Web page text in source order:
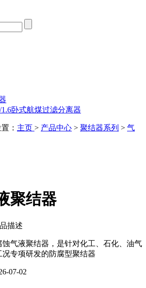
1.6卧式航煤过滤分离器
： 主页 > 产品中心 > 聚结器系列 > 气
聚结器
描述
气液聚结器，是针对化工、石化、油气
专项研发的防腐型聚结器
07-02